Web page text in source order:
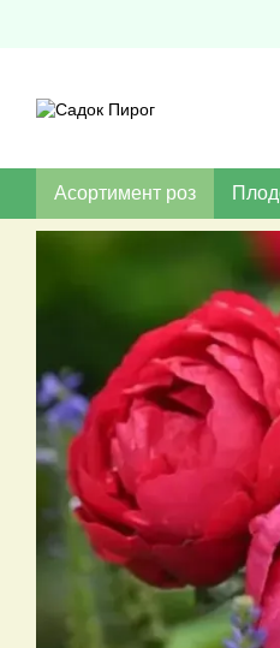
Асортимент роз